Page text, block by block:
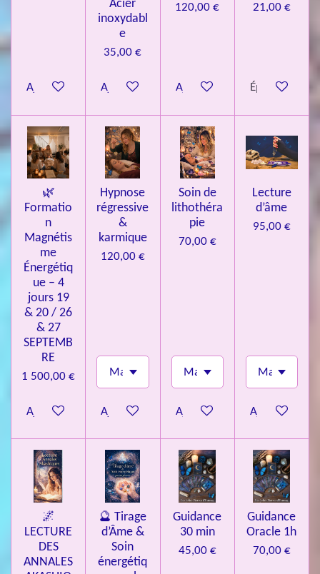
é
t
l
e
s
Ajouter au panier
Acier
inoxydabl
e
35,00 €
Ajouter au panier
120,00 €
Ajouter au panier
21,00 €
Épuisé
🌿
Formatio
n
Magnétis
me
Énergétiq
ue – 4
jours 19
& 20 / 26
& 27
SEPTEMB
RE
1 500,00 €
Ajouter au panier
Hypnose
régressive
&
karmique
120,00 €
Ajouter au panier
Soin de
lithothéra
pie
70,00 €
Ajouter au panier
Lecture
d’âme
95,00 €
Ajouter au
🌌
LECTURE
DES
ANNALES
🔮 Tirage
d’Âme &
Soin
énergétiq
Guidance
30 min
45,00 €
Guidance
Oracle 1h
70,00 €